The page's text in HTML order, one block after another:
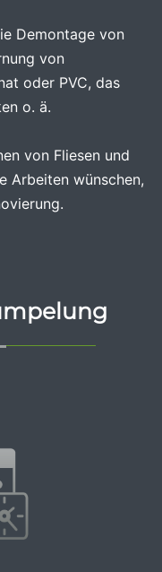
Demontage von
von
oder PVC, das
o. ä.
von Fliesen und
Arbeiten wünschen,